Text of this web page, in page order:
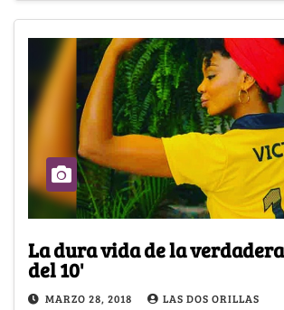
La dura vida de la
del 10'
MARZO 28, 2018 LAS DOS ORILLAS